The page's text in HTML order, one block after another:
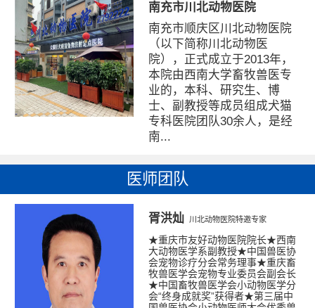
南充市川北动物医院
南充市顺庆区川北动物医院
（以下简称川北动物医
院），正式成立于2013年，
本院由西南大学畜牧兽医专
业的，本科、研究生、博
士、副教授等成员组成犬猫
专科医院团队30余人，是经
南...
医师团队
胥洪灿 川北动物医院特邀专家
★重庆市友好动物医院院长★西南
大动物医学系副教授★中国兽医协
会宠物诊疗分会常务理事★重庆畜
牧兽医学会宠物专业委员会副会长
★中国畜牧兽医学会小动物医学分
会“终身成就奖”获得者★第三届中